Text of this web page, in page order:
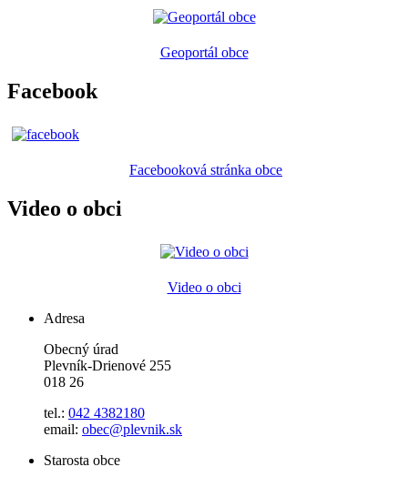
Geoportál obce
Facebook
Facebooková stránka obce
Video o obci
Video o obci
Adresa
Obecný úrad
Plevník-Drienové 255
018 26
tel.: 042 4382180
email: obec@plevnik.sk
Starosta obce